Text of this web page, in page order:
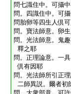
問七識住中。可攝
問。四識住中。可
問胎卵等四生人倶
問。寶法師意。卵
問。光法師意。鬼
釋之耶
問。正理論意。一
倶有因耶
問。光法師所引正
二師異説。爾者初